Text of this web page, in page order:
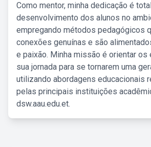
Como mentor, minha dedicação é
desenvolvimento dos alunos no
empregando métodos pedagógicos
conexões genuínas e são
e paixão. Minha missão é orientar os
sua jornada para se tornarem uma
utilizando abordagens educacionais
pelas principais instituições
dsw.aau.edu.et.